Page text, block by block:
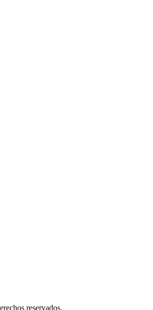
reservados.